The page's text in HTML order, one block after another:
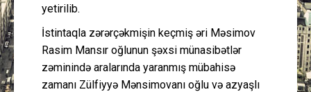
yetirilib.
İstintaqla zərərçəkmişin keçmiş əri Məsimov
Rasim Mansır oğlunun şəxsi münasibətlər
zəminində aralarında yaranmış mübahisə
zamanı Zülfiyyə Mənsimovanı oğlu və azyaşlı